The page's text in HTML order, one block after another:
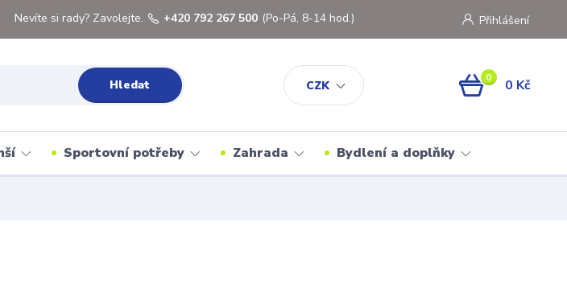
CZK
Přihlášení
Hledat
Nevíte si rady? Zavolejte. +420 792 267 500 (Po-Pá, 8-14 hod.)
0 0 Kč
Sportovní potřeby Zahrada Bydlení a doplňky